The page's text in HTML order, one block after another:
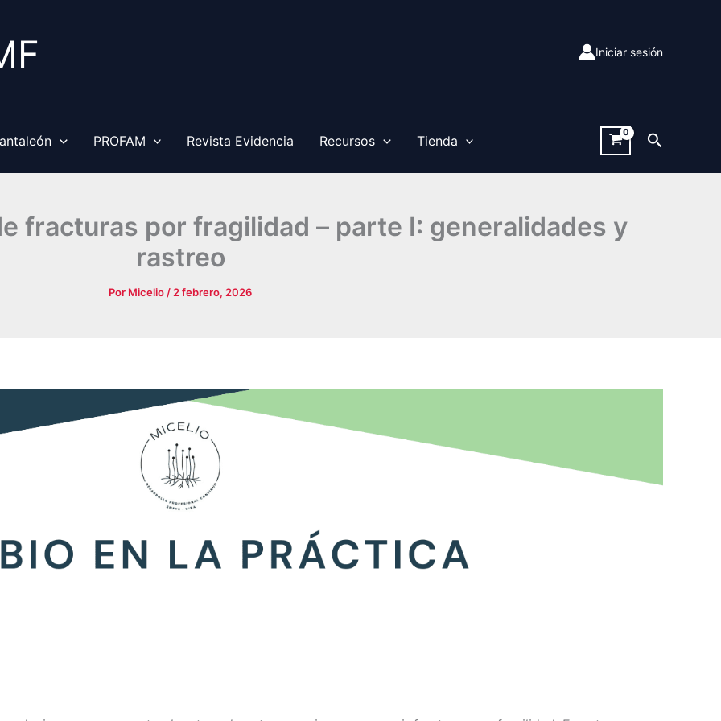
Iniciar sesión
PROFAM Revista Evidencia Recursos Tienda Buscar
fracturas por fragilidad – parte I: generalidades y
rastreo
Por Micelio / 2 febrero, 2026